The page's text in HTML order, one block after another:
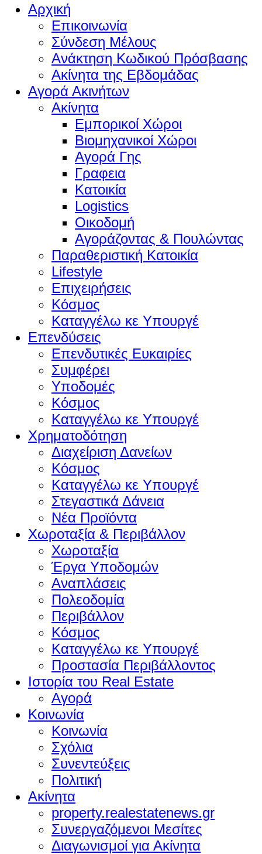
Αρχική
Επικοινωνία
Σύνδεση Μέλους
Ανάκτηση Κωδικού Πρόσβασης
Ακίνητα της Εβδομάδας
Αγορά Ακινήτων
Ακίνητα
Εμπορικοί Χώροι
Βιομηχανικοί Χώροι
Αγορά Γης
Γραφεια
Κατοικία
Logistics
Οικοδομή
Αγοράζοντας & Πουλώντας
Παραθεριστική Κατοικία
Lifestyle
Επιχειρήσεις
Κόσμος
Καταγγέλω κε Υπουργέ
Επενδύσεις
Επενδυτικές Ευκαιρίες
Συμφέρει
Υποδομές
Κόσμος
Καταγγέλω κε Υπουργέ
Χρηματοδότηση
Διαχείριση Δανείων
Κόσμος
Καταγγέλω κε Υπουργέ
Στεγαστικά Δάνεια
Νέα Προϊόντα
Χωροταξία & Περιβάλλον
Χωροταξία
Έργα Υποδομών
Αναπλάσεις
Πολεοδομία
Περιβάλλον
Κόσμος
Καταγγέλω κε Υπουργέ
Προστασία Περιβάλλοντος
Ιστορία του Real Estate
Αγορά
Κοινωνία
Κοινωνία
Σχόλια
Συνεντεύξεις
Πολιτική
Ακίνητα
property.realestatenews.gr
Συνεργαζόμενοι Μεσίτες
Διαγωνισμοί για Ακίνητα